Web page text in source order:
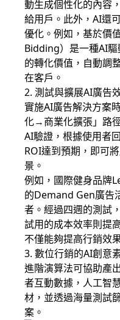
動生成個性化的內容
給用戶。此外，AI還
優化。例如，基於價
Bidding）是一種AI
的轉化價值，自動調
在客戶。
2. 測試與擴展AI廣告
實施AI廣告解決方案
化→商業化擴張」路
AI驗證，根據使用者
ROI達到預期，即可
景。
例如，國際健身品牌
的Demand Gen廣告
者。經過四週的測試
試用的成本效率則提
不僅能夠提高行銷效
3. 數位行銷的AI創意
進階演算法可協助產
者互動數據，人工智
材，並透過海量測試
案。